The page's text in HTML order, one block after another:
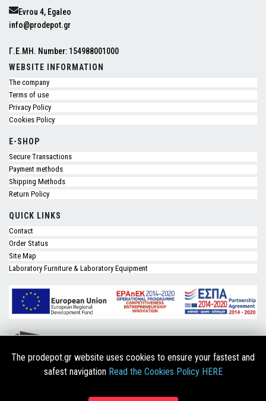
Evrou 4, Egaleo
info@prodepot.gr
Γ.Ε.ΜΗ. Number: 154988001000
WEBSITE INFORMATION
The company
Terms of use
Privacy Policy
Cookies Policy
E-SHOP
Secure Transactions
Payment methods
Shipping Methods
Return Policy
QUICK LINKS
Contact
Order Status
Site Map
Laboratory Furniture & Laboratory Equipment
The prodepot.gr website uses cookies to ensure your fastest and
safest navigation Read the Cookies Policy HERE